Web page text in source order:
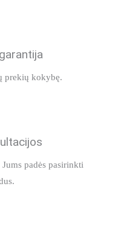
prekių kokybę.
padės pasirinkti